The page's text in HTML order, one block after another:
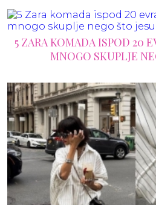
5 ZARA KOMADA ISPOD 20
MNOGO SKUPLJE